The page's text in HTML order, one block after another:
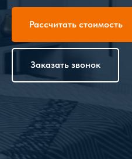
Рассчитать стоимость
Заказать звонок